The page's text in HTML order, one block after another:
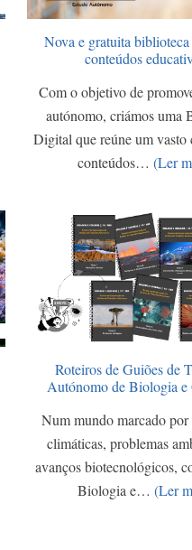
Nova e gratuita
conteúdos
Com o objetivo de
autónomo, criámos uma
Digital que reúne um vasto
conteúdos… (Ler
Roteiros de Guiões de
Autónomo de Biologia e
Num mundo marcado por
climáticas, problemas
avanços biotecnológicos,
Biologia e… (Ler